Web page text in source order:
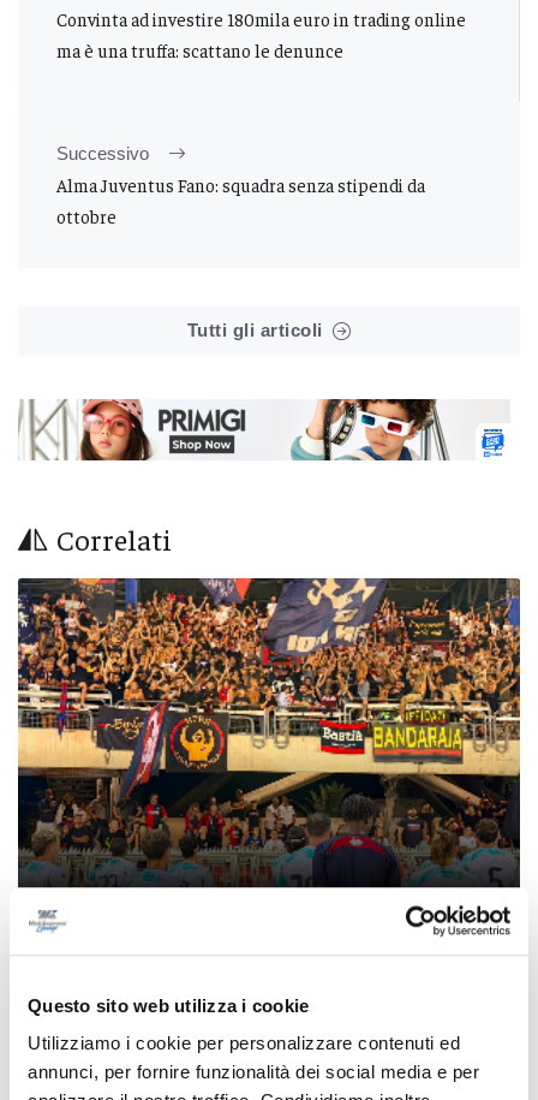
Questo sito web utilizza i cookie
Utilizziamo i cookie per personalizzare contenuti ed
annunci, per fornire funzionalità dei social media e per
Convinta ad investire 180mila euro in trading online
ma è una truffa: scattano le denunce
Successivo
Alma Juventus Fano: squadra senza stipendi da
ottobre
Tutti gli articoli
Correlati
Coppa Italia Serie C - Biglietti ancora bloccati
Comitato sicurezza
di Pierluigi Dorotei